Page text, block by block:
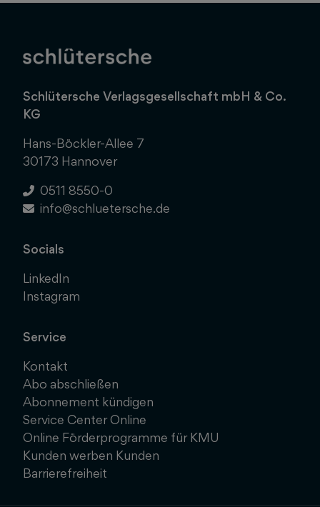
Schlütersche Verlagsgesellschaft mbH & Co.
KG
Hans-Böckler-Allee 7
30173 Hannover
0511 8550-0
info@schluetersche.de
Socials
LinkedIn
Instagram
Service
Kontakt
Abo abschließen
Abonnement kündigen
Service Center Online
Online Förderprogramme für KMU
Kunden werben Kunden
Barrierefreiheit